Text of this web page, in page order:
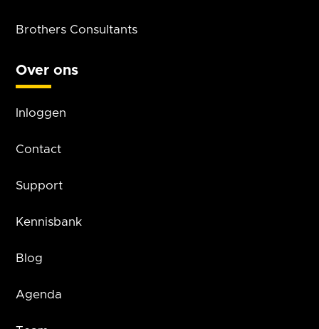
Brothers Consultants
Over ons
Inloggen
Contact
Support
Kennisbank
Blog
Agenda